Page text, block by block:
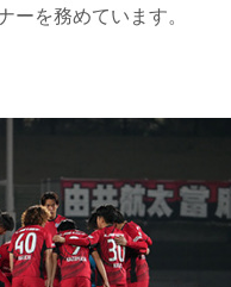
ーを務めています。